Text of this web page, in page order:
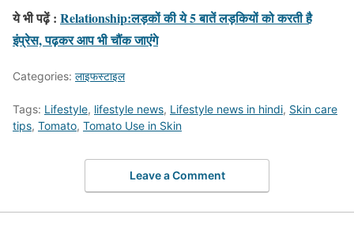
ये भी पढ़ें : Relationship:लड़कों की ये 5 बातें लड़कियों को करती है
इंप्रेस, पढ़कर आप भी चौंक जाएंगे
Categories: लाइफस्टाइल
Tags: Lifestyle, lifestyle news, Lifestyle news in hindi, Skin care
tips, Tomato, Tomato Use in Skin
Leave a Comment